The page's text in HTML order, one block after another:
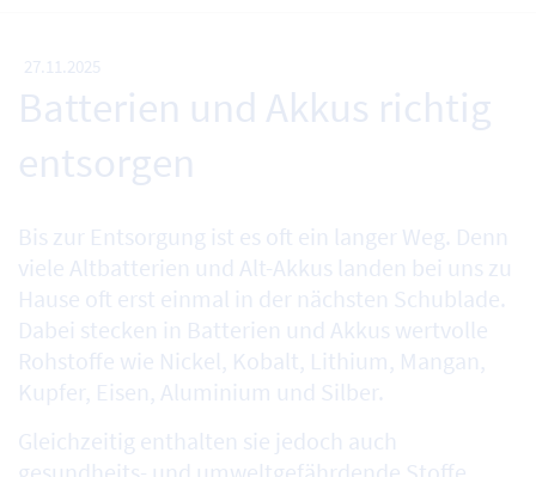
27.11.2025
Batterien und Akkus richtig
entsorgen
Bis zur Entsorgung ist es oft ein langer Weg. Denn
viele Altbatterien und Alt-Akkus landen bei uns zu
Hause oft erst einmal in der nächsten Schublade.
Dabei stecken in Batterien und Akkus wertvolle
Rohstoffe wie Nickel, Kobalt, Lithium, Mangan,
Kupfer, Eisen, Aluminium und Silber.
Gleichzeitig enthalten sie jedoch auch